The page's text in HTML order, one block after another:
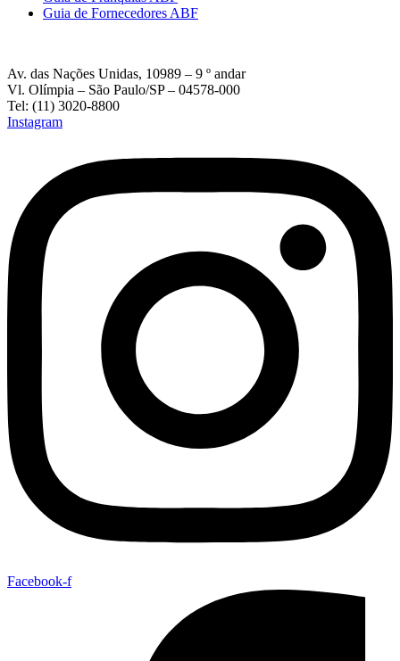
Guia de Fornecedores ABF
Av. das Nações Unidas, 10989 – 9 º andar
Vl. Olímpia – São Paulo/SP – 04578-000
Tel: (11) 3020-8800
Instagram
Facebook-f